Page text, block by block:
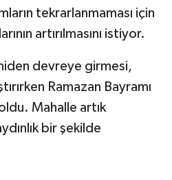
tekrarlanmaması için
artırılmasını istiyor.
devreye girmesi,
Ramazan Bayramı
Mahalle artık
bir şekilde